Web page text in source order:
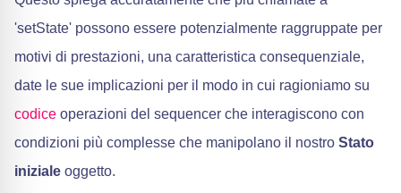
'setState' possono essere potenzialmente raggruppate per
motivi di prestazioni, una caratteristica consequenziale,
date le sue implicazioni per il modo in cui ragioniamo su
codice operazioni del sequencer che interagiscono con
condizioni più complesse che manipolano il nostro Stato
iniziale oggetto.